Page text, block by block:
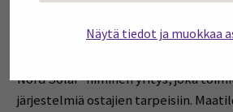
Näytä tiedot ja muokkaa
Nykyään Virossa on useita
Nord Solar -niminen yritys, joka
järjestelmiä ostajien tarpeisiin.